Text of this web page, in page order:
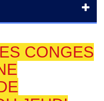
CONGES